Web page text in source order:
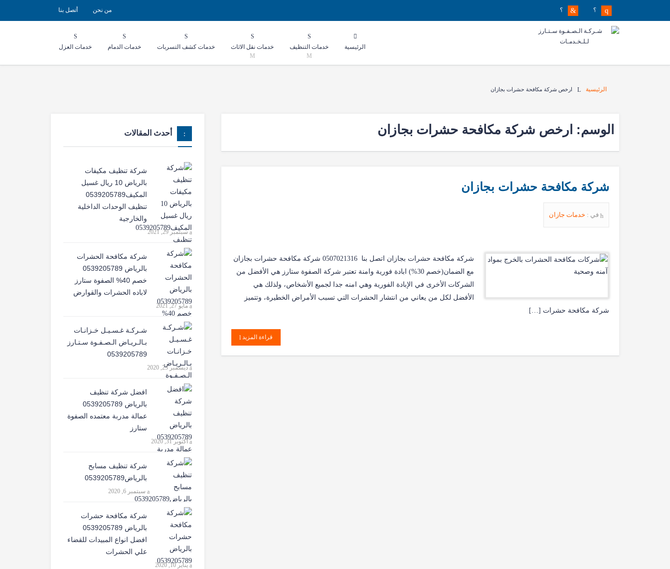
؟ أتصل بنا من نحن
الرئيسية خدمات التنظيف خدمات نقل الاثاث خدمات كشف التسربات خدمات الدمام خدمات العزل
الرئيسية ارخص شركة مكافحة حشرات بجازان
الوسم: ارخص شركة مكافحة حشرات بجازان
شركة مكافحة حشرات بجازان
في : خدمات جازان
شركة مكافحة حشرات بجازان اتصل بنا 0507021316 شركة مكافحة حشرات بجازان
مع الضمان(خصم 30%) ابادة فورية وامنة تعتبر شركة الصفوة ستارز هي الأفضل من
الشركات الأخرى في الإبادة الفورية وهي امنه جدا لجميع الأشخاص، ولذلك هي
الأفضل لكل من يعاني من انتشار الحشرات التي تسبب الأمراض الخطيرة، وتتميز
شركة مكافحة حشرات […]
قراءة المزيد
أحدث المقالات
شركة تنظيف مكيفات
بالرياض 10 ريال غسيل
المكيف0539205789
تنظيف الوحدات الداخلية
والخارجية
سبتمبر 29, 2021
شركة مكافحة الحشرات
بالرياض 0539205789
خصم 40% الصفوة ستارز
لاباده الحشرات والقوارض
مايو 27, 2021
شـركـة غـسـيـل خـزانـات
بـالـريـاض الـصـفـوة سـتـارز
0539205789
ديسمبر 23, 2020
افضل شركة تنظيف
بالرياض 0539205789
عمالة مدربة معتمده الصفوة
ستارز
أكتوبر 31, 2020
شركة تنظيف مسابح
بالرياض0539205789
سبتمبر 6, 2020
شركة مكافحة حشرات
بالرياض 0539205789
افضل انواع المبيدات للقضاء
علي الحشرات
يناير 10, 2020